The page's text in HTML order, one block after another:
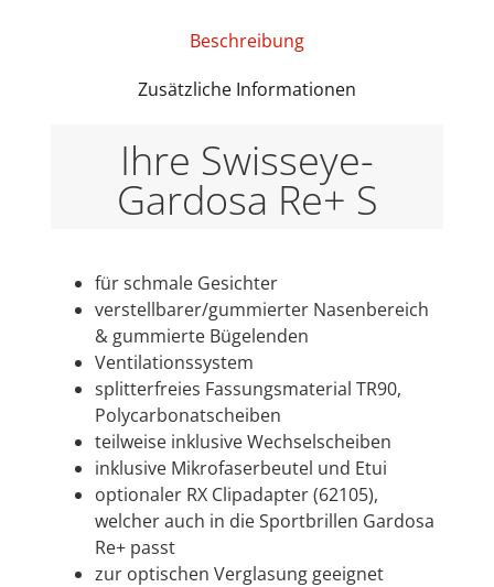
Beschreibung
Zusätzliche Informationen
Ihre Swisseye-
Gardosa Re+ S
für schmale Gesichter
verstellbarer/gummierter Nasenbereich
& gummierte Bügelenden
Ventilationssystem
splitterfreies Fassungsmaterial TR90,
Polycarbonatscheiben
teilweise inklusive Wechselscheiben
inklusive Mikrofaserbeutel und Etui
optionaler RX Clipadapter (62105),
welcher auch in die Sportbrillen Gardosa
Re+ passt
zur optischen Verglasung geeignet